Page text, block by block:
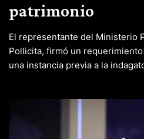
patrimonio
El representante del Ministerio
Pollicita, firmó un
una instancia previa a la